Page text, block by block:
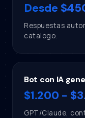
Desde
Respuestas
catalogo.
Bot con IA
$1.200 -
GPT/Claude,